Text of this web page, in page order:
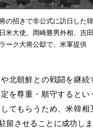
の招きで非公式に訪日した
米大使。岡崎勝男外相、吉
ーク大将公邸で、米軍提供
北朝鮮との戦闘を継
を尊重・順守するとい
てもらうため、米韓
留させることに成功しま